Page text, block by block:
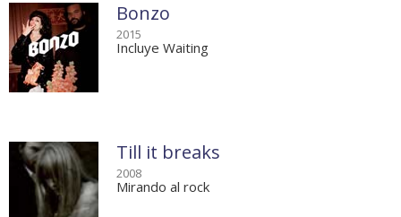
Bonzo
2015
Incluye Waiting
Till it breaks
2008
Mirando al rock